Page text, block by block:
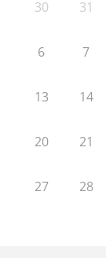
30 31
6 7
13 14
20 21
27 28